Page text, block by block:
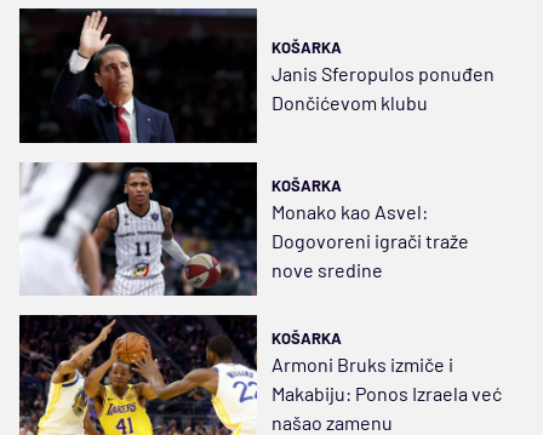
KOŠARKA
Janis Sferopulos ponuđen
Dončićevom klubu
KOŠARKA
Monako kao Asvel:
Dogovoreni igrači traže
nove sredine
KOŠARKA
Armoni Bruks izmiče i
Makabiju: Ponos Izraela već
našao zamenu